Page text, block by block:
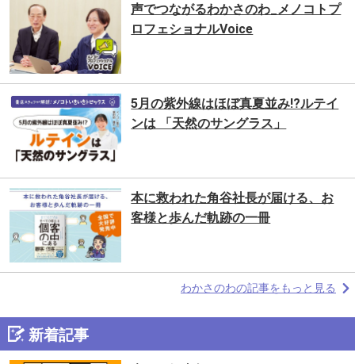
声でつながるわかさのわ_メノコトプ
ロフェショナルVoice
5月の紫外線はほぼ真夏並み!?ルテイ
ンは 「天然のサングラス」
本に救われた⻆谷社長が届ける、お
客様と歩んだ軌跡の一冊
わかさのわの記事をもっと見る
新着記事